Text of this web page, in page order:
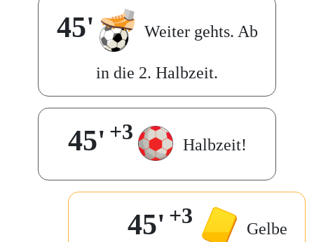
45' Weiter gehts. Ab
in die 2. Halbzeit.
45' +3
Halbzeit!
45' +3
Gelbe